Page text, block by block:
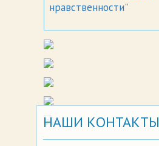
нравственности"
НАШИ КОНТАКТЫ